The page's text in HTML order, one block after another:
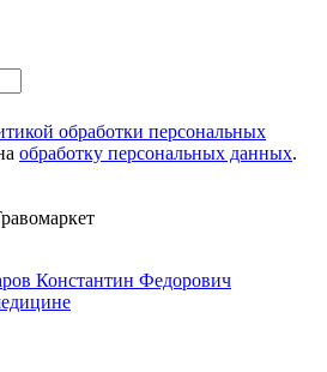
обработки персональных
обработку персональных данных.
Константин Федорович